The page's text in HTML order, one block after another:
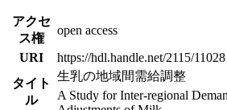
アクセ
ス権
open access
URI
https://hdl.handle.net/2115/11028
タイト
ル
生乳の地域間需給調整
A Study for Inter-regional